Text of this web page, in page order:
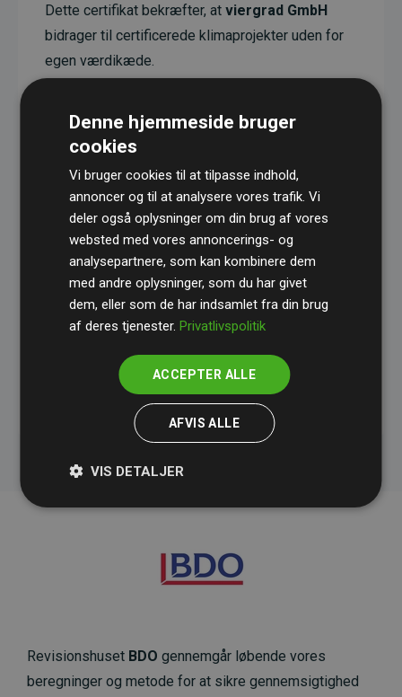
Dette certifikat bekræfter, at viergrad GmbH
bidrager til certificerede klimaprojekter uden for
egen værdikæde.
reducerende effekt, som i gennemsnit svarer til
dobbelt så meget CO₂ som den estimerede
Alle projekter er verificeret gennem Gold
Standard– en international ordning, der sikrer høj
kvalitet og gennemsigtighed i klimainvesteringer.
Du kan læse mere om de konkrete projekter
initiativet Websites, der støtter klimaprojekter
Revisionshuset BDO gennemgår løbende vores
beregninger og metode for at sikre gennemsigtighed
Denne hjemmeside bruger
cookies
Vi bruger cookies til at tilpasse indhold,
annoncer og til at analysere vores trafik. Vi
deler også oplysninger om din brug af vores
websted med vores annoncerings- og
analysepartnere, som kan kombinere dem
med andre oplysninger, som du har givet
dem, eller som de har indsamlet fra din brug
af deres tjenester.Privatlivspolitik
ACCEPTER ALLE
AFVIS ALLE
VIS DETALJER